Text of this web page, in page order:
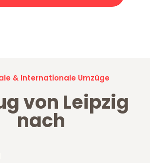
& Internationale Umzüge
von Leipzig
nach